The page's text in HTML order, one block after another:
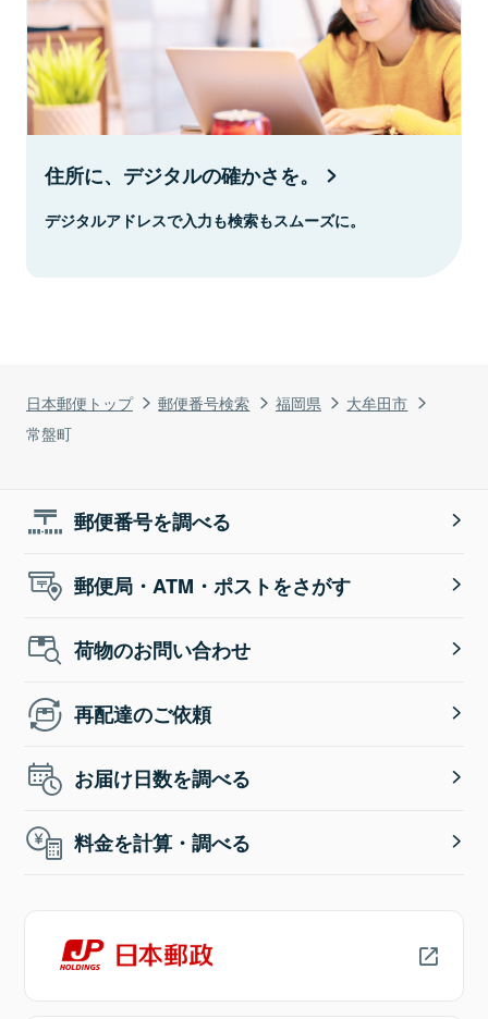
日本郵便トップ 郵便番号検索 福岡県
大牟田市
常盤町
住所に、デジタルの確かさを。
デジタルアドレスで入力も検索もスムーズに。
郵便番号を調べる
郵便局・ATM・ポストをさがす
荷物のお問い合わせ
再配達のご依頼
お届け日数を調べる
料金を計算・調べる